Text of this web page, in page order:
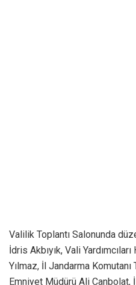
Valilik Toplantı Salonunda
İdris Akbıyık, Vali
Yılmaz, İl Jandarma
Emniyet Müdürü Ali